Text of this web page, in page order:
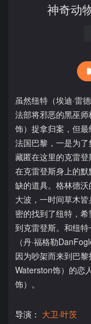
神奇动
虽然纽特（埃迪·雷
法部将邪恶的黑巫
饰）捉拿归案，但
法国巴黎，一是为
藏匿在这里的克雷
在克雷登斯身上的
缺的道具。格林德
大波，一时间草木
密的找到了纽特，
到克雷登斯。和纽
（丹·福格勒
因为吵架而来到巴
Waterston饰）的恋
饰）。
导演： 大卫·叶茨